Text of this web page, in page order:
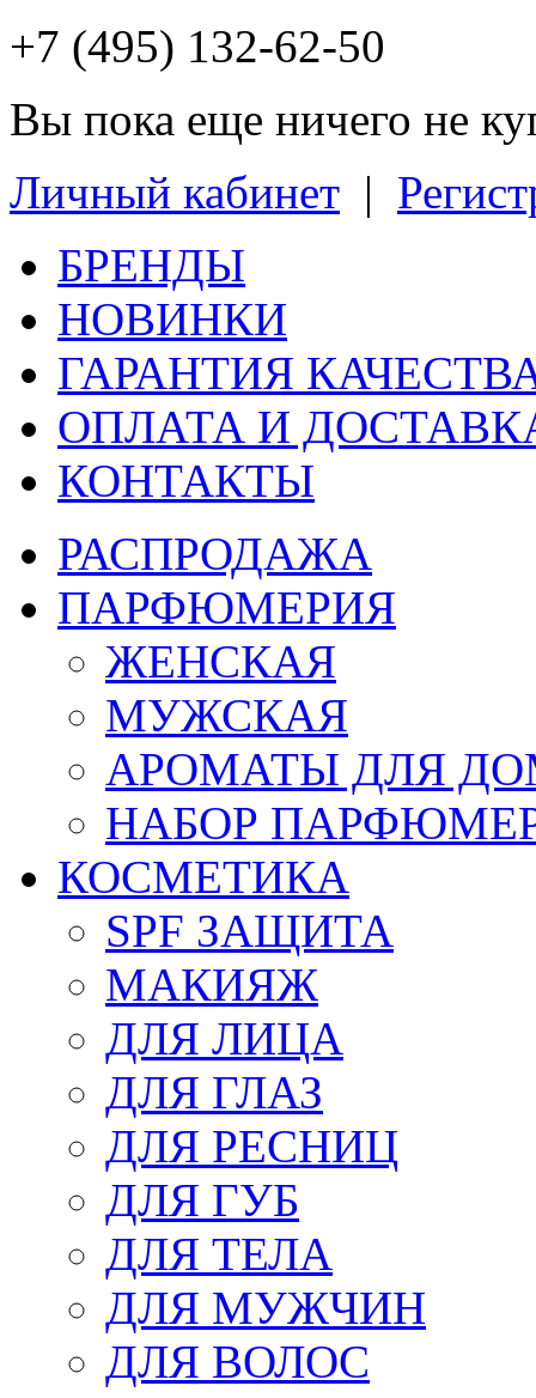
+7 (495) 132-62-50
Вы пока еще ничего не
Личный кабинет |
БРЕНДЫ
НОВИНКИ
ГАРАНТИЯ
ОПЛАТА И
КОНТАКТЫ
РАСПРОДАЖА
ПАРФЮМЕРИЯ
ЖЕНСКАЯ
МУЖСКАЯ
АРОМАТЫ ДЛЯ
НАБОР
КОСМЕТИКА
SPF ЗАЩИТА
МАКИЯЖ
ДЛЯ ЛИЦА
ДЛЯ ГЛАЗ
ДЛЯ РЕСНИЦ
ДЛЯ ГУБ
ДЛЯ ТЕЛА
ДЛЯ МУЖЧИН
ДЛЯ ВОЛОС